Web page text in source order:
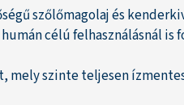
szőlőmagolaj és
célú felhasználásnál
mely szinte teljesen